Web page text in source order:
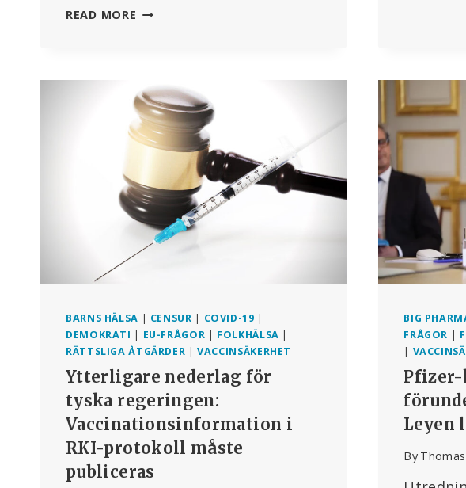
READ MORE ANSTÄLLD
HENNE
FÖR
ATT
HA
RAPPORTERAT
SKADOR
ORSAKADE
AV
COVID-
19-
BARNS HÄLSA | CENSUR | COVID-19 |
DEMOKRATI | EU-FRÅGOR | FOLKHÄLSA |
RÄTTSLIGA ÅTGÄRDER |VACCINSÄKERHET
Ytterligare nederlag för
tyska regeringen:
Vaccinationsinformation i
RKI-protokoll måste
publiceras
BIG
FRÅGOR |
|
Leyen
By